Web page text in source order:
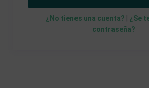
¿No tienes una cuenta?
¿Se
contraseña?